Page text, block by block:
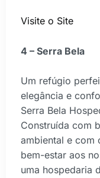
Visite o Site
4 – Serra Bela
Um refúgio
elegância e
Serra Bela
Construída com
ambiental e com
bem-estar aos
uma hospedaria